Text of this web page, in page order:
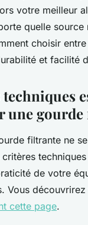
votre meilleur
quelle source
choisir
et facilité
une
filtrante ne
de votre
Vous
cette page.